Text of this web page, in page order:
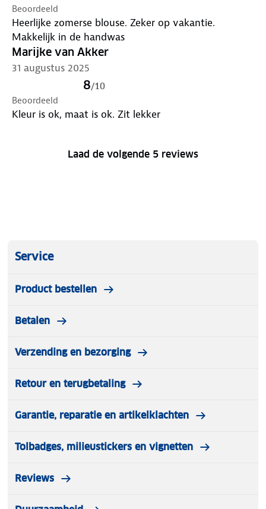
Beoordeeld
Heerlijke zomerse blouse. Zeker op vakantie.
Makkelijk in de handwas
Marijke van Akker
31 augustus 2025
8/10
Beoordeeld
Kleur is ok, maat is ok. Zit lekker
Laad de volgende 5 reviews
Service
Product bestellen
Betalen
Verzending en bezorging
Retour en terugbetaling
Garantie, reparatie en artikelklachten
Tolbadges, milieustickers en vignetten
Reviews